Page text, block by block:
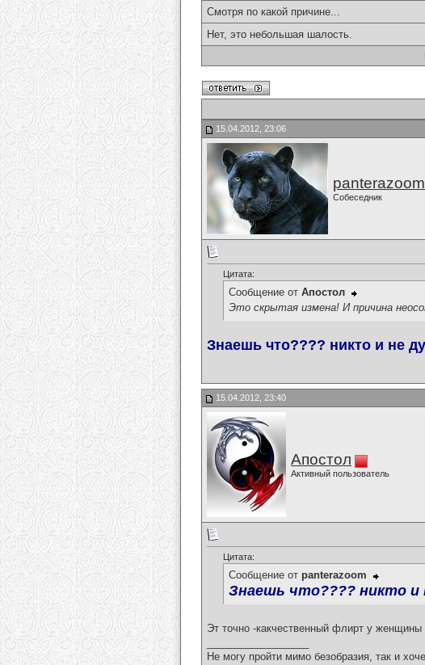
Смотря по какой причине...
Нет, это небольшая шалость.
15.04.2012, 23:06
panterazoom
Собеседник
Цитата:
Сообщение от Апостол
Это скрытая измена! И причина
Знаешь что???? никто и не
15.04.2012, 23:40
Апостол
Активный пользователь
Цитата:
Сообщение от panterazoom
Знаешь что???? никто и
Эт точно -какчественный флирт у женщины
Не могу пройти мимо безобразия, так и